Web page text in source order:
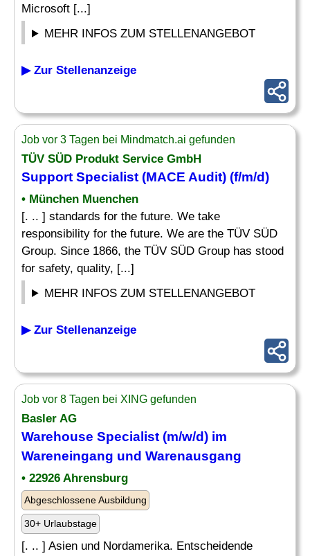
Microsoft [...]
MEHR INFOS ZUM STELLENANGEBOT
▶ Zur Stellenanzeige
Job vor 3 Tagen bei Mindmatch.ai gefunden
TÜV SÜD Produkt Service GmbH
Support Specialist (MACE Audit) (f/m/d)
• München Muenchen
[. .. ] standards for the future. We take
responsibility for the future. We are the TÜV SÜD
Group. Since 1866, the TÜV SÜD Group has stood
for safety, quality, [...]
MEHR INFOS ZUM STELLENANGEBOT
▶ Zur Stellenanzeige
Job vor 8 Tagen bei XING gefunden
Basler AG
Warehouse Specialist (m/w/d) im
Wareneingang und Warenausgang
• 22926 Ahrensburg
Abgeschlossene Ausbildung
30+ Urlaubstage
[. .. ] Asien und Nordamerika. Entscheidende